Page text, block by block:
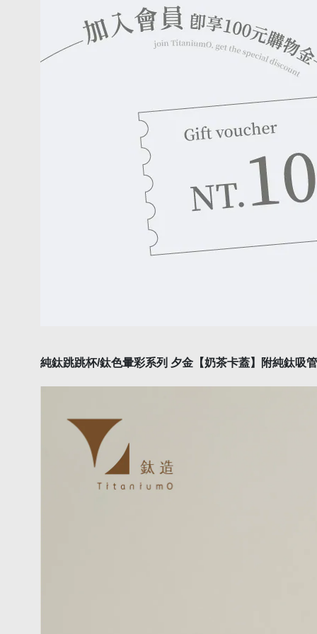
純鈦跳跳杯/鈦色暈彩系列 夕金 【奶茶卡蓋】附純鈦吸管